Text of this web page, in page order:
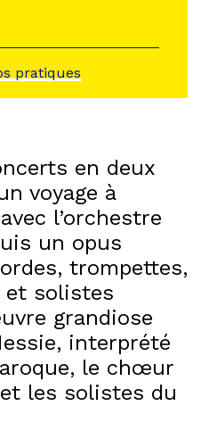
pratiques
en deux
voyage à
l’orchestre
un opus
trompettes,
solistes
grandiose
interprété
le chœur
les solistes du